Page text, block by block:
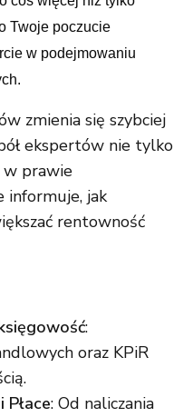
Twoje poczucie
w podejmowaniu
zmienia się szybciej
ekspertów nie tylko
w prawie
informuje, jak
rentowność
:
oraz KPiR
: Od naliczania